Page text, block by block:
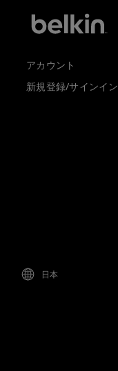
アカウント
新規登録/サインイン
日本